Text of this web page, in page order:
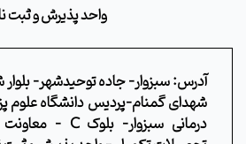
واحد پذیرش و ثبت
آدرس: سبزوار- جاده توحیدشهر- بلوار
شهدای گمنام-پردیس دانشگاه علوم
درمانی سبزوار- بلوکC
–